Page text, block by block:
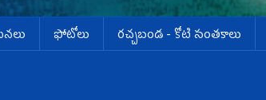
ఫోటోలు ర‌చ్చ‌బండ‌ - కోటి సంత‌కాలు